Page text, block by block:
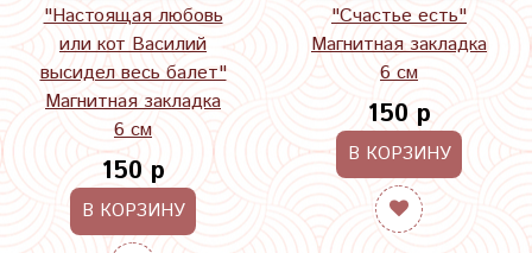
"Настоящая любовь
или кот Василий
высидел весь балет"
Магнитная закладка
6 см
150 р
В КОРЗИНУ
"Счастье есть"
Магнитная закладка
6 см
150 р
В КОРЗИНУ